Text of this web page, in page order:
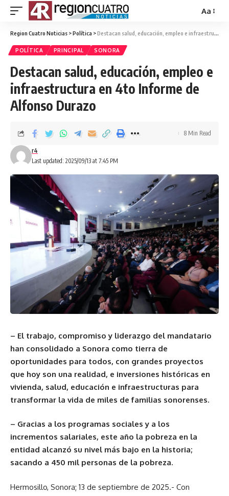
Aa
Region Cuatro Noticias >Política >Destacan salud, educación, empleo e infraestructura en 4to Informe de Alfonso Durazo
POLÍTICA PRINCIPAL SONORA
Destacan salud, educación, empleo e
infraestructura en 4to Informe de
Alfonso Durazo
Last updated: 2025/09/13 at 7:45 PM
r4
8 Min Read
– El trabajo, compromiso y liderazgo del mandatario
han consolidado a Sonora como tierra de
oportunidades para todos, con grandes proyectos
que hoy son una realidad, e inversiones históricas en
vivienda, salud, educación e infraestructuras para
transformar la vida de miles de familias sonorenses.
– Gracias a los programas sociales y a los
incrementos salariales, este año la pobreza en la
entidad alcanzó su nivel más bajo en la historia;
sacando a 450 mil personas de la pobreza.
Hermosillo, Sonora; 13 de septiembre de 2025.- Con